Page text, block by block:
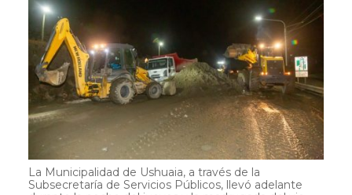
La Municipalidad de Ushuaia, a través de la
Subsecretaría de Servicios Públicos, llevó adelante